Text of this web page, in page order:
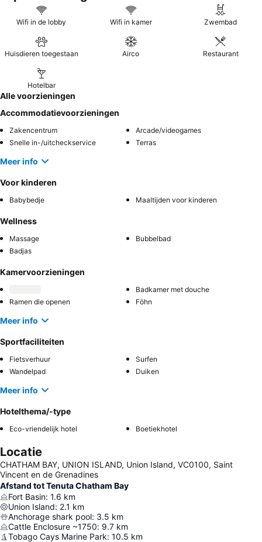
Wifi in de lobby Wifi in kamer Zwembad
Huisdieren toegestaan Airco Restaurant
Hotelbar
Alle voorzieningen
Accommodatievoorzieningen
Zakencentrum
Arcade/videogames
Snelle in-/uitcheckservice
Terras
Meer info
Voor kinderen
Babybedje Maaltijden voor kinderen
Wellness
Massage
Bubbelbad
Badjas
Kamervoorzieningen
Badkamer met douche
Ramen die openen
Föhn
Meer info
Sportfaciliteiten
Fietsverhuur
Surfen
Wandelpad
Duiken
Meer info
Hotelthema/-type
Eco-vriendelijk hotel Boetiekhotel
Locatie
CHATHAM BAY, UNION ISLAND, Union Island, VC0100, Saint
Vincent en de Grenadines
Afstand tot Tenuta Chatham Bay
Fort Basin: 1.6 km
Union Island: 2.1 km
Anchorage shark pool: 3.5 km
Cattle Enclosure ~1750: 9.7 km
Tobago Cays Marine Park: 10.5 km